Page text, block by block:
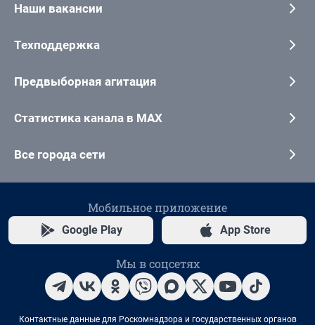
Наши вакансии
Техподдержка
Предвыборная агитация
Статистика канала в MAX
Все города сети
Мобильное приложение
Google Play App Store
Мы в соцсетях
Контактные данные для Роскомнадзора и государственных органов